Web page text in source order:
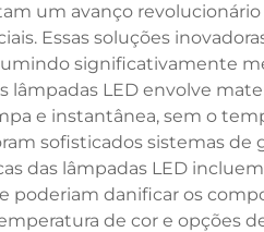
um avanço
Essas soluções
significativamente
lâmpadas LED envolve
e instantânea, sem o
sofisticados sistemas
das lâmpadas LED
poderiam danificar os
de cor e opções